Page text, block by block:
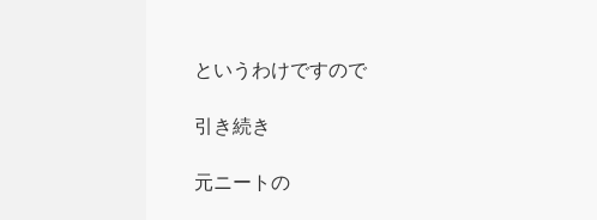
というわけですので
引き続き
元ニートの